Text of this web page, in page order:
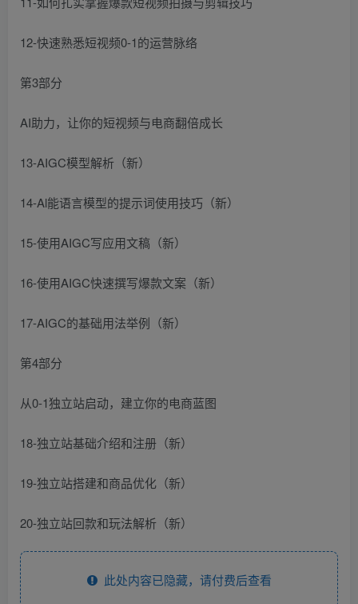
12-快速熟悉短视频0-1的运营脉络
第3部分
AI助力，让你的短视频与电商翻倍成长
13-AIGC模型解析（新）
14-Al能语言模型的提示词使用技巧（新）
15-使用AIGC写应用文稿（新）
16-使用AIGC快速撰写爆款文案（新）
17-AIGC的基础用法举例（新）
第4部分
从0-1独立站启动，建立你的电商蓝图
18-独立站基础介绍和注册（新）
19-独立站搭建和商品优化（新）
20-独立站回款和玩法解析（新）
此处内容已隐藏，请付费后查看